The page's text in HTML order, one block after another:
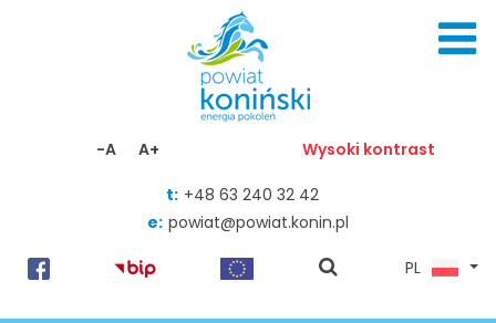
-A A+ Wysoki kontrast
t: +48 63 240 32 42
e: powiat@powiat.konin.pl
pokaż
PL